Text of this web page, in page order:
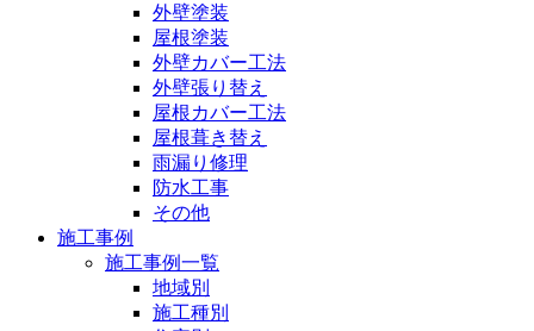
外壁塗装
屋根塗装
外壁カバー工法
外壁張り替え
屋根カバー工法
屋根葺き替え
雨漏り修理
防水工事
その他
施工事例
施工事例一覧
地域別
施工種別